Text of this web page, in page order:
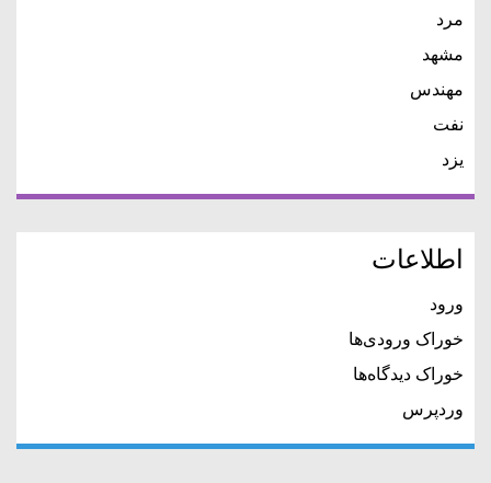
مرد
مشهد
مهندس
نفت
یزد
اطلاعات
ورود
خوراک ورودی‌ها
خوراک دیدگاه‌ها
وردپرس